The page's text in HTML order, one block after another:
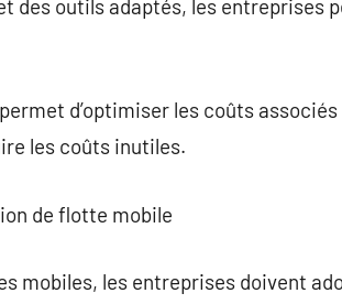
des outils adaptés, les entreprises
d’optimiser les coûts
les coûts inutiles.
de flotte mobile
mobiles, les entreprises doivent